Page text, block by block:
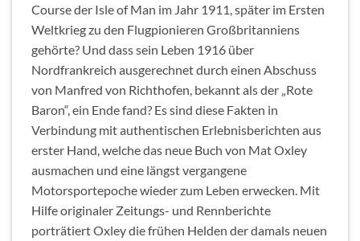
Course der Isle of Man im Jahr 1911, später im Ersten
Weltkrieg zu den Flugpionieren Großbritanniens
gehörte? Und dass sein Leben 1916 über
Nordfrankreich ausgerechnet durch einen Abschuss
von Manfred von Richthofen, bekannt als der „Rote
Baron“, ein Ende fand? Es sind diese Fakten in
Verbindung mit authentischen Erlebnisberichten aus
erster Hand, welche das neue Buch von Mat Oxley
ausmachen und eine längst vergangene
Motorsportepoche wieder zum Leben erwecken. Mit
Hilfe originaler Zeitungs- und Rennberichte
porträtiert Oxley die frühen Helden der damals neuen